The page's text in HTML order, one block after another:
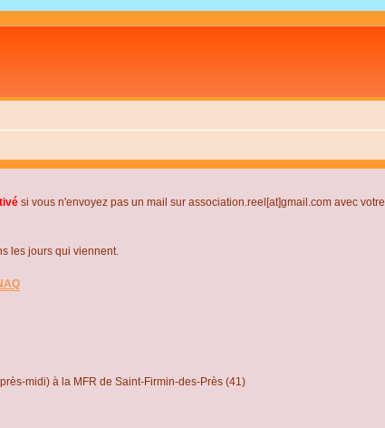
si vous n'envoyez pas un mail sur association.reel[at]gmail.com avec votre
les jours qui viennent.
midi) à la MFR de Saint-Firmin-des-Près (41)